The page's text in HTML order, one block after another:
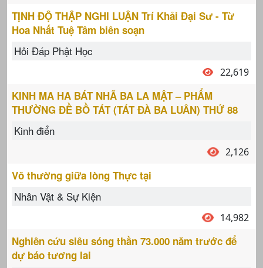
TỊNH ĐỘ THẬP NGHI LUẬN Trí Khải Ðại Sư - Từ
Hoa Nhất Tuệ Tâm biên soạn
Hỏi Đáp Phật Học
22,619
KINH MA HA BÁT NHÃ BA LA MẬT – PHẨM
THƯỜNG ĐỀ BỒ TÁT (TÁT ĐÀ BA LUÂN) THỨ 88
Kinh điển
2,126
Vô thường giữa lòng Thực tại
Nhân Vật & Sự Kiện
14,982
Nghiên cứu siêu sóng thần 73.000 năm trước để
dự báo tương lai